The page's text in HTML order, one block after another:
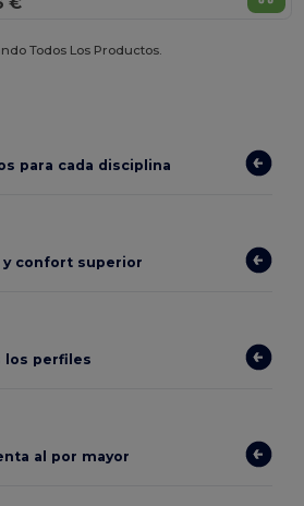
Todos Los Productos.
para cada disciplina
confort superior
los perfiles
al por mayor